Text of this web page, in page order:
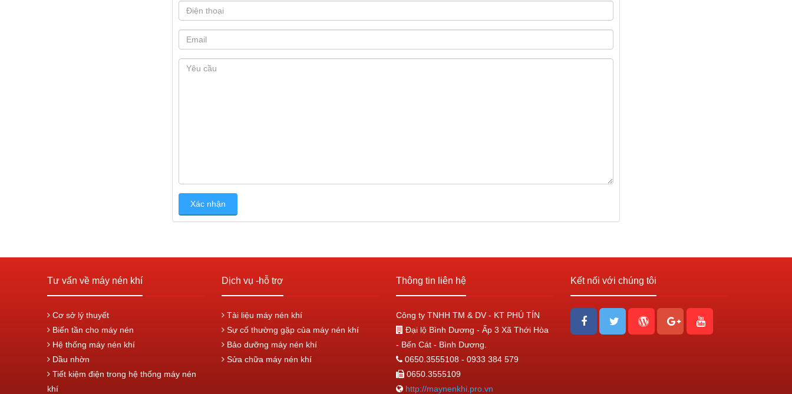
Tư vấn về máy nén khí
Cơ sở lý thuyết
Biến tần cho máy nén
Hệ thống máy nén khí
Dầu nhờn
Tiết kiệm điện trong hệ thống máy nén
khí
Dịch vụ -hỗ trợ
Tài liệu máy nén khí
Sự cố thường gặp của máy nén khí
Bảo dưỡng máy nén khí
Sửa chữa máy nén khí
Thông tin liên hệ
Công ty TNHH TM & DV - KT PHÚ TÍN
Đại lộ Bình Dương - Ấp 3 Xã Thới Hòa
- Bến Cát - Bình Dương.
0650.3555108 - 0933 384 579
0650.3555109
http://maynenkhi.pro.vn
Kết nối với chúng tôi